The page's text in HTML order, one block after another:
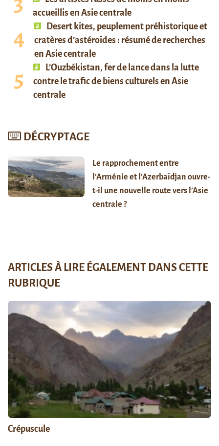
accueillis en Asie centrale
Desert kites, peuplement préhistorique et
cratères d’astéroïdes : résumé de recherches
en Asie centrale
L’Ouzbékistan, fer de lance dans la lutte
contre le trafic de biens culturels en Asie
centrale
DÉCRYPTAGE
Le rapprochement entre
l’Arménie et l’Azerbaïdjan ouvre-
t-il une nouvelle route vers l’Asie
centrale ?
ARTICLES À LIRE ÉGALEMENT DANS CETTE
RUBRIQUE
Crépuscule